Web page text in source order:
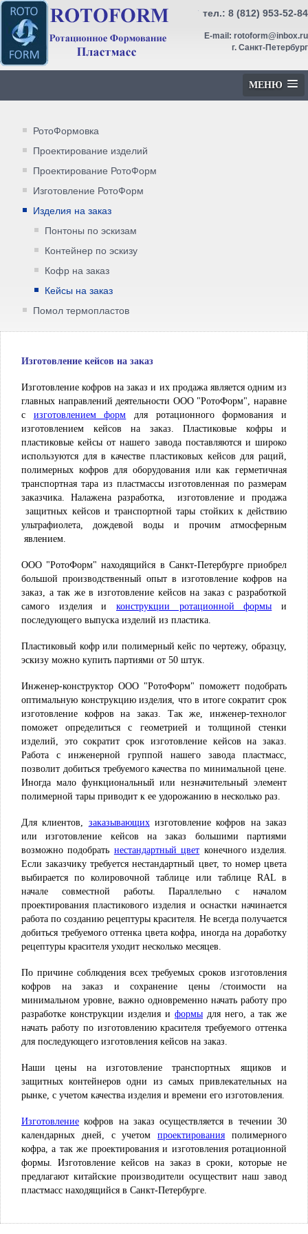
тел.: 8 (812) 953-52-84
E-mail: rotoform@inbox.ru
г. Санкт-Петербург
МЕНЮ
РотоФормовка
Проектирование изделий
Проектирование РотоФорм
Изготовление РотоФорм
Изделия на заказ
Понтоны по эскизам
Контейнер по эскизу
Кофр на заказ
Кейсы на заказ
Помол термопластов
Изготовление кейсов на заказ
Изготовление кофров на заказ и их продажа является одним из
главных направлений деятельности ООО "РотоФорм", наравне
с изготовлением форм для ротационного формования и
изготовлением кейсов на заказ. Пластиковые кофры и
пластиковые кейсы от нашего завода поставляются и широко
используются для в качестве пластиковых кейсов для раций,
полимерных кофров для оборудования или как герметичная
транспортная тара из пластмассы изготовленная по размерам
заказчика. Налажена разработка, изготовление и продажа
защитных кейсов и транспортной тары стойких к действию
ультрафиолета, дождевой воды и прочим атмосферным
явлением.
ООО "РотоФорм" находящийся в Санкт-Петербурге приобрел
большой производственный опыт в изготовление кофров на
заказ, а так же в изготовление кейсов на заказ с разработкой
самого изделия и конструкции ротационной формы и
последующего выпуска изделий из пластика.
Пластиковый кофр или полимерный кейс по чертежу, образцу,
эскизу можно купить партиями от 50 штук.
Инженер-конструктор ООО "РотоФорм" поможетт подобрать
оптимальную конструкцию изделия, что в итоге сократит срок
изготовление кофров на заказ. Так же, инженер-технолог
поможет определиться с геометрией и толщиной стенки
изделий, это сократит срок изготовление кейсов на заказ.
Работа с инженерной группой нашего завода пластмасс,
позволит добиться требуемого качества по минимальной цене.
Иногда мало функциональный или незначительный элемент
полимерной тары приводит к ее удорожанию в несколько раз.
Для клиентов, заказывающихизготовление кофров на заказ
или изготовление кейсов на заказ большими партиями
возможно подобрать нестандартный цвет конечного изделия.
Если заказчику требуется нестандартный цвет, то номер цвета
выбирается по колировочной таблице или таблице RAL в
начале совместной работы. Параллельно с началом
проектирования пластикового изделия и оснастки начинается
работа по созданию рецептуры красителя. Не всегда получается
добиться требуемого оттенка цвета кофра, иногда на доработку
рецептуры красителя уходит несколько месяцев.
По причине соблюдения всех требуемых сроков изготовления
кофров на заказ и сохранение цены /стоимости на
минимальном уровне, важно одновременно начать работу про
разработке конструкции изделия и формы для него, а так же
начать работу по изготовлению красителя требуемого оттенка
для последующего изготовления кейсов на заказ.
Наши цены на изготовление транспортных ящиков и
защитных контейнеров одни из самых привлекательных на
рынке, с учетом качества изделия и времени его изготовления.
Изготовление кофров на заказ осуществляется в течении 30
календарных дней, с учетомпроектирования полимерного
кофра, а так же проектирования и изготовления ротационной
формы. Изготовление кейсов на заказ в сроки, которые не
предлагают китайские производители осуществит наш завод
пластмасс находящийся в Санкт-Петербурге.